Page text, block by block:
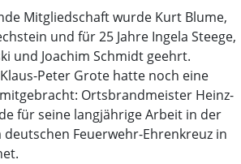
Mitgliedschaft wurde Kurt Blume,
und für 25 Jahre Ingela Steege,
und Joachim Schmidt geehrt.
Peter Grote hatte noch eine
Ortsbrandmeister Heinz-
für seine langjährige Arbeit in der
Feuerwehr-Ehrenkreuz in